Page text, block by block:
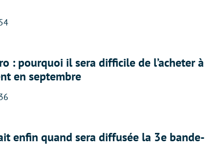
: pourquoi il sera difficile de l’acheter à
en septembre
enfin quand sera diffusée la 3e bande-